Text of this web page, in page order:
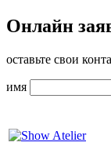
Онлайн
оставьте свои
имя